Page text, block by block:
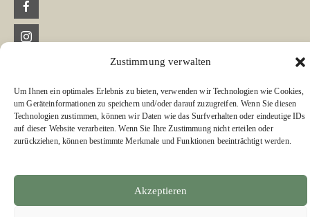
Zustimmung verwalten
Um Ihnen ein optimales Erlebnis zu bieten, verwenden wir Technologien wie Cookies,
um Geräteinformationen zu speichern und/oder darauf zuzugreifen. Wenn Sie diesen
Technologien zustimmen, können wir Daten wie das Surfverhalten oder eindeutige IDs
auf dieser Website verarbeiten. Wenn Sie Ihre Zustimmung nicht erteilen oder
zurückziehen, können bestimmte Merkmale und Funktionen beeinträchtigt werden.
Akzeptieren
Links zu unseren Partnerverlagen
BÄRENKLAU EXKLUSIV